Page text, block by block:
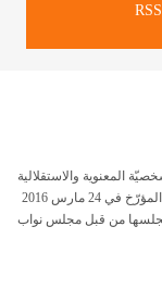
RSS
المعنوية والاستقلالية
المالية أحدثت بموجب القانون الأساسي عدد22 لسنة 2016 المؤرّخ في 24 مارس 2016
مجلسها من قبل مجلس نواب